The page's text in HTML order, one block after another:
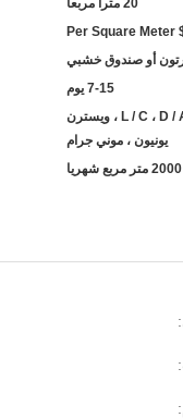
20 مترا مربعا
أو صندوق خشبي
7-15 يوم
L / C ، D / A ، D / P ، T / T ، ويسترن
يونيون ، موني جرام
2000 متر مربع شهريا